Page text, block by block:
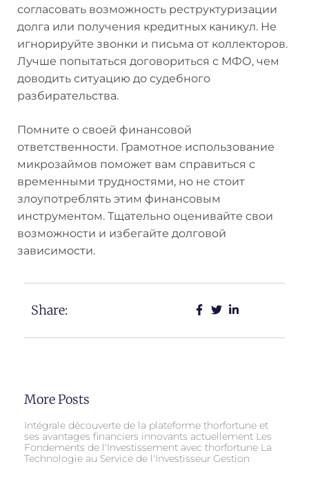
согласовать возможность реструктуризации
долга или получения кредитных каникул. Не
игнорируйте звонки и письма от коллекторов.
Лучше попытаться договориться с МФО, чем
доводить ситуацию до судебного
разбирательства.
Помните о своей финансовой
ответственности. Грамотное использование
микрозаймов поможет вам справиться с
временными трудностями, но не стоит
злоупотреблять этим финансовым
инструментом. Тщательно оценивайте свои
возможности и избегайте долговой
зависимости.
Share:
More Posts
Intégrale découverte de la plateforme thorfortune et
ses avantages financiers innovants actuellement Les
Fondements de l'Investissement avec thorfortune La
Technologie au Service de l'Investisseur Gestion